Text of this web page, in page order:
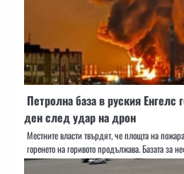
Петролна база в руския Енгелс
ден след удар на дрон
Местните власти твърдят, че площта на
горенето на горивото продължава. Базата за